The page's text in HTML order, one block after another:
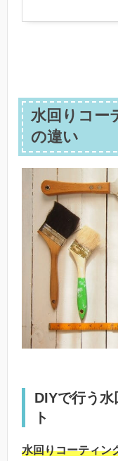
水回りコー
の違い
DIYで行う
ト
水回りコーティン